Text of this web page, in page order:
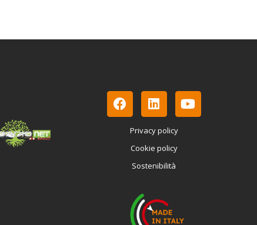
Privacy policy
Cookie policy
Sostenibilità